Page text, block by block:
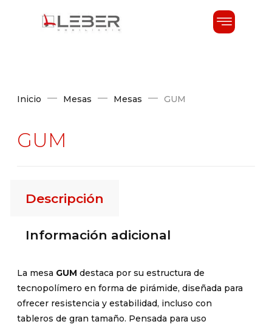
Inicio Mesas Mesas GUM
GUM
Descripción
Información adicional
La mesa GUM destaca por su estructura de
tecnopolímero en forma de pirámide, diseñada para
ofrecer resistencia y estabilidad, incluso con
tableros de gran tamaño. Pensada para uso